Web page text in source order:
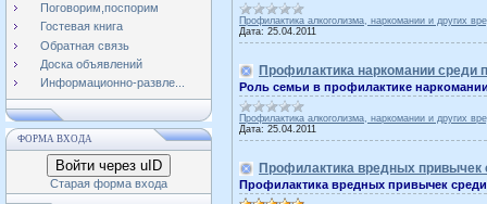
Поговорим,поспорим
Гостевая книга
Обратная связь
Доска объявлений
Информационно-развле...
ФОРМА ВХОДА
Войти через uID
Старая форма входа
Профилактика алкоголизма, наркомании и других
Дата: 25.04.2011
Профилактика наркомании среди
Роль семьи в профилактике
Профилактика алкоголизма, наркомании и других
Дата: 25.04.2011
Профилактика вредных привычек
Профилактика вредных привычек